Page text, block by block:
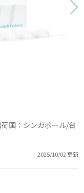
国：シンガポール/台
2025/10/02 更新